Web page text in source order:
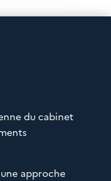
du cabinet
approche